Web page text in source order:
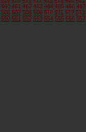
460 461 462 463 464 465 466 467
506 507 508 509 510 511 512 513
550 551 552 553 554 555 556 557